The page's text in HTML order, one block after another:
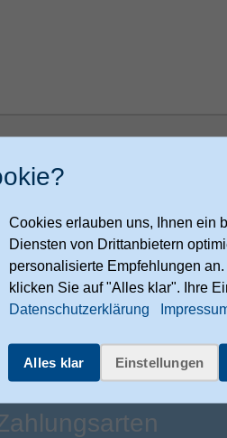
Ich kann meine Einwilligung
technomarkt.de
Cookies erlauben uns, Ihnen ein
Diensten von Drittanbietern
personalisierte Empfehlungen
klicken Sie auf "Alles klar". Ihre
Datenschutzerklärung
Alles klar Einstellungen